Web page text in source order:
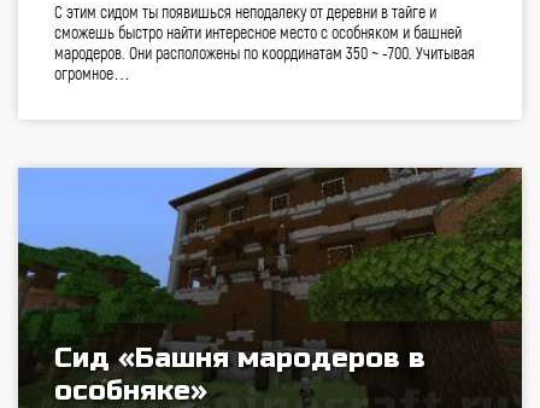
С этим сидом ты появишься неподалеку от деревни в тайге и
сможешь быстро найти интересное место с особняком и башней
мародеров. Они расположены по координатам 350 ~ -700. Учитывая
огромное…
Cид «Башня мародеров в
особняке»